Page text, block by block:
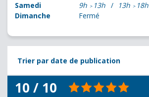
Samedi
9h 13h 13h
18h
Dimanche
Fermé
Trier par date de publication
10 / 10